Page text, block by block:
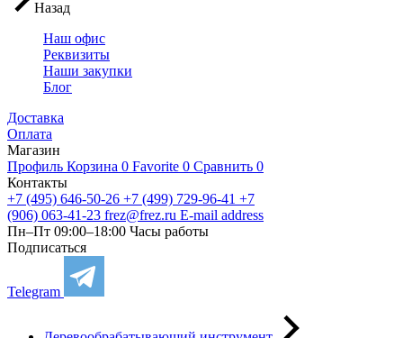
Назад
Наш офис
Реквизиты
Наши закупки
Блог
Доставка
Оплата
Магазин
Профиль Корзина 0 Favorite 0 Сравнить 0
Контакты
+7 (495) 646-50-26 +7 (499) 729-96-41 +7
(906) 063-41-23 frez@frez.ru E-mail address
Пн–Пт 09:00–18:00 Часы работы
Подписаться
Telegram